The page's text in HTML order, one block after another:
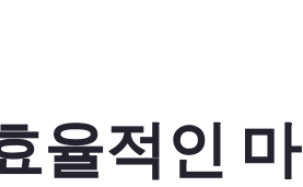
율적인 마